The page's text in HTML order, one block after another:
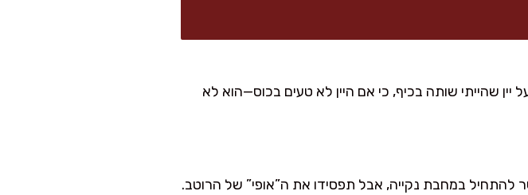
על יין שהייתי שותה בכיף, כי אם היין לא טעים בכוס—הוא לא
במחבת נקייה, אבל תפסידו את ה”אופי” של הרוטב.